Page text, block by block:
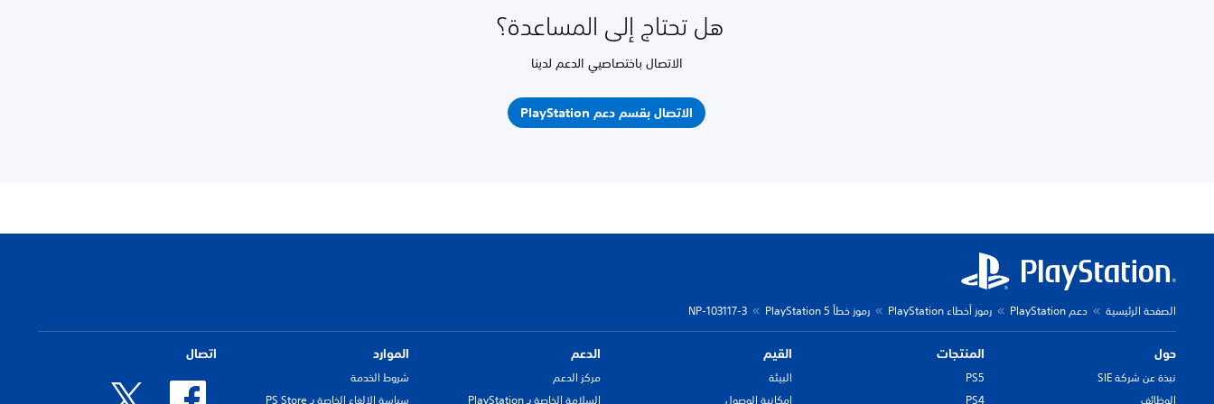
هل تحتاج إلى المساعدة؟
الاتصال باختصاصيي الدعم لدينا
الاتصال بقسم دعم PlayStation
الصفحة الرئيسية دعم PlayStation رموز أخطاء PlayStation رموز خطأ PlayStation 5 NP-103117-3
حول
نبذة عن شركة SIE
الوظائف
المنتجات
PS5
PS4
القيم
البيئة
إمكانية الوصول
الدعم
مركز الدعم
السلامة الخاصة بـ PlayStation
الموارد
شروط الخدمة
سياسة الإلغاء الخاصة بـ PS Store
اتصال